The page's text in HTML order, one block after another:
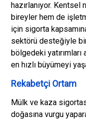
hazırlanıyor.
bireyler hem de
için sigorta
sektörü desteğiyle
bölgedeki
en hızlı büyümeyi
Rekabetçi Ortam
Mülk ve kaza
doğasına vurgu